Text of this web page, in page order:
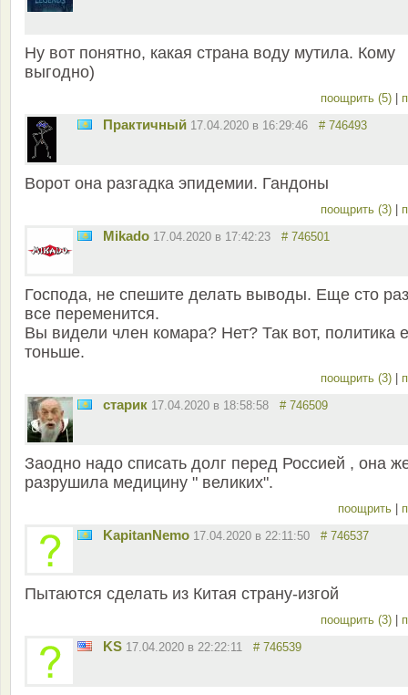
Ну вот понятно, какая страна воду мутила. Кому
выгодно)
поощрить (5)
Практичный 17.04.2020 в 16:29:46 # 746493
Ворот она разгадка эпидемии. Гандоны
поощрить (3)
Mikado 17.04.2020 в 17:42:23 # 746501
Господа, не спешите делать выводы. Еще сто раз
все переменится.
Вы видели член комара? Нет? Так вот, политика
тоньше.
поощрить (3)
старик 17.04.2020 в 18:58:58 # 746509
Заодно надо списать долг перед Россией , она
разрушила медицину " великих".
поощрить
KapitanNemo 17.04.2020 в 22:11:50 # 746537
Пытаются сделать из Китая страну-изгой
поощрить (3)
KS 17.04.2020 в 22:22:11 # 746539